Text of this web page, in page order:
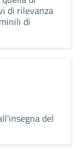
di rilevanza
di
del